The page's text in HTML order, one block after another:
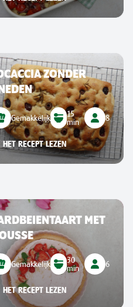
ZONDER
Gemakkelijk
15
min
8
HET RECEPT LEZEN
MET
Gemakkelijk
30
min
6
HET RECEPT LEZEN